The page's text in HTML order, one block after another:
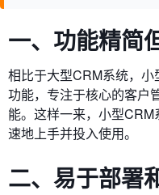
一、功能精简
相比于大型CRM系统，
功能，专注于核心的客户
能。这样一来，小型
速地上手并投入使用。
二、易于部署